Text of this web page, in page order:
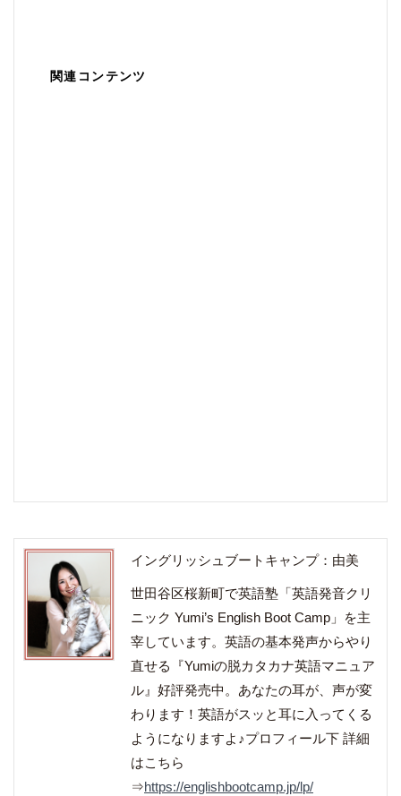
関連コンテンツ
イングリッシュブートキャンプ：由美
世田谷区桜新町で英語塾「英語発音クリ
ニック Yumi’s English Boot Camp」を主
宰しています。英語の基本発声からやり
直せる『Yumiの脱カタカナ英語マニュア
ル』好評発売中。あなたの耳が、声が変
わります！英語がスッと耳に入ってくる
ようになりますよ♪プロフィール下 詳細
はこちら
⇒https://englishbootcamp.jp/lp/